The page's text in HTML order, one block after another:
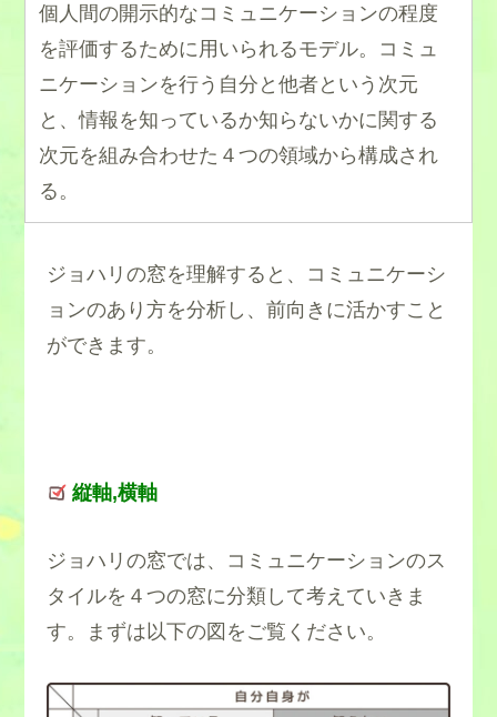
個人間の開示的なコミュニケーションの程度
を評価するために用いられるモデル。コミュ
ニケーションを行う自分と他者という次元
と、情報を知っているか知らないかに関する
次元を組み合わせた４つの領域から構成され
る。
ジョハリの窓を理解すると、コミュニケーシ
ョンのあり方を分析し、前向きに活かすこと
ができます。
縦軸,横軸
ジョハリの窓では、コミュニケーションのス
タイルを４つの窓に分類して考えていきま
す。まずは以下の図をご覧ください。